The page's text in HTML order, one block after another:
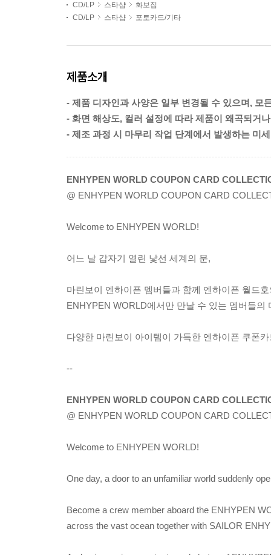
CD/LP 스타샵
화보집
CD/LP
스타샵 포토카드/기타
제품소개
- 제품 디자인과 사양은 일부 변경될 수 있으며, 모
- 화면 해상도, 컬러 설정에 따라 제품이 왜곡되거
- 제조 과정 시 마무리 작업 단계에서 발생하는 미
ENHYPEN WORLD COUPON CARD
@ ENHYPEN WORLD COUPON CARD
Welcome to ENHYPEN WORLD!
어느 날 갑자기 열린 낯선 세계의 문,
마린보이 엔하이픈 멤버들과 함께 엔하이픈 월드
ENHYPEN WORLD에서만 만날 수 있는 멤버들
다양한 마린보이 아이템이 가득한 엔하이픈 쿠폰
--
ENHYPEN WORLD COUPON CARD
@ ENHYPEN WORLD COUPON CARD
Welcome to ENHYPEN WORLD!
One day, a door to an unfamiliar world suddenly
Become a crew member aboard the ENHYPEN
across the vast ocean together with SAILOR